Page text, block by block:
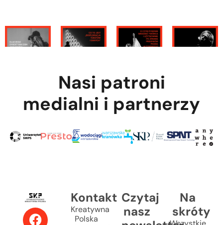
Nasi patroni
medialni i partnerzy
Kontakt
Kreatywna
Polska
Czytaj
nasz
Na
skróty